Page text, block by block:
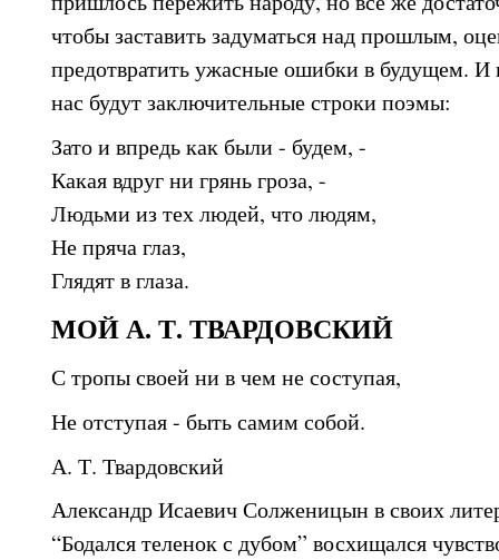
чтобы заставить задуматься над прошлым,
предотвратить ужасные ошибки в будущем. И
нас будут заключительные строки поэмы:
Зато и впредь как были - будем, -
Какая вдруг ни грянь гроза, -
Людьми из тех людей, что людям,
Не пряча глаз,
Глядят в глаза.
МОЙ А. Т. ТВАРДОВСКИЙ
С тропы своей ни в чем не соступая,
Не отступая - быть самим собой.
А. Т. Твардовский
Александр Исаевич Солженицын в своих
“Бодался теленок с дубом” восхищался